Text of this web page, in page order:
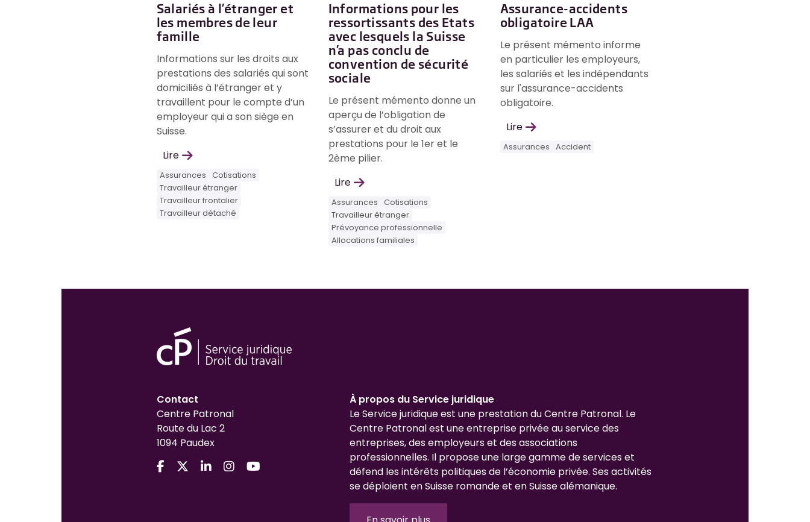
Salariés à l’étranger et
les membres de leur
famille
Informations sur les droits aux
prestations des salariés qui sont
domiciliés à l’étranger et y
travaillent pour le compte d’un
employeur qui a son siège en
Suisse.
Lire
Assurances Cotisations
Travailleur étranger
Travailleur frontalier
Travailleur détaché
Informations pour les
ressortissants des Etats
avec lesquels la Suisse
n’a pas conclu de
convention de sécurité
sociale
Le présent mémento donne un
aperçu de l’obligation de
s’assurer et du droit aux
prestations pour le 1er et le
2ème pilier.
Lire
Assurances Cotisations
Travailleur étranger
Prévoyance professionnelle
Allocations familiales
Assurance-accidents
obligatoire LAA
Le présent mémento informe
en particulier les employeurs,
les salariés et les indépendants
sur l'assurance-accidents
obligatoire.
Lire
Assurances Accident
Contact
Centre Patronal
Route du Lac 2
1094 Paudex
À propos du Service juridique
Le Service juridique est une prestation du Centre Patronal. Le
Centre Patronal est une entreprise privée au service des
entreprises, des employeurs et des associations
professionnelles. Il propose une large gamme de services et
défend les intérêts politiques de l’économie privée. Ses activités
se déploient en Suisse romande et en Suisse alémanique.